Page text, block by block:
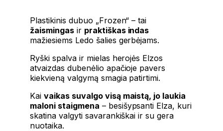
Plastikinis dubuo „Frozen“ – tai
žaismingasir praktiškas indas
mažiesiems Ledo šalies gerbėjams.
Ryški spalva ir mielas herojės Elzos
atvaizdas dubenėlio apačioje pavers
kiekvieną valgymą smagia patirtimi.
Kai vaikas suvalgo visą maistą, jo laukia
maloni staigmena – besišypsanti Elza, kuri
skatina valgyti savarankiškai ir su gera
nuotaika.